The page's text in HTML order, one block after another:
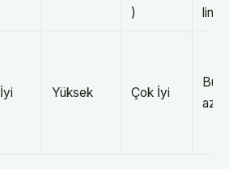
)
lin
İyi Yüksek Çok İyi
az